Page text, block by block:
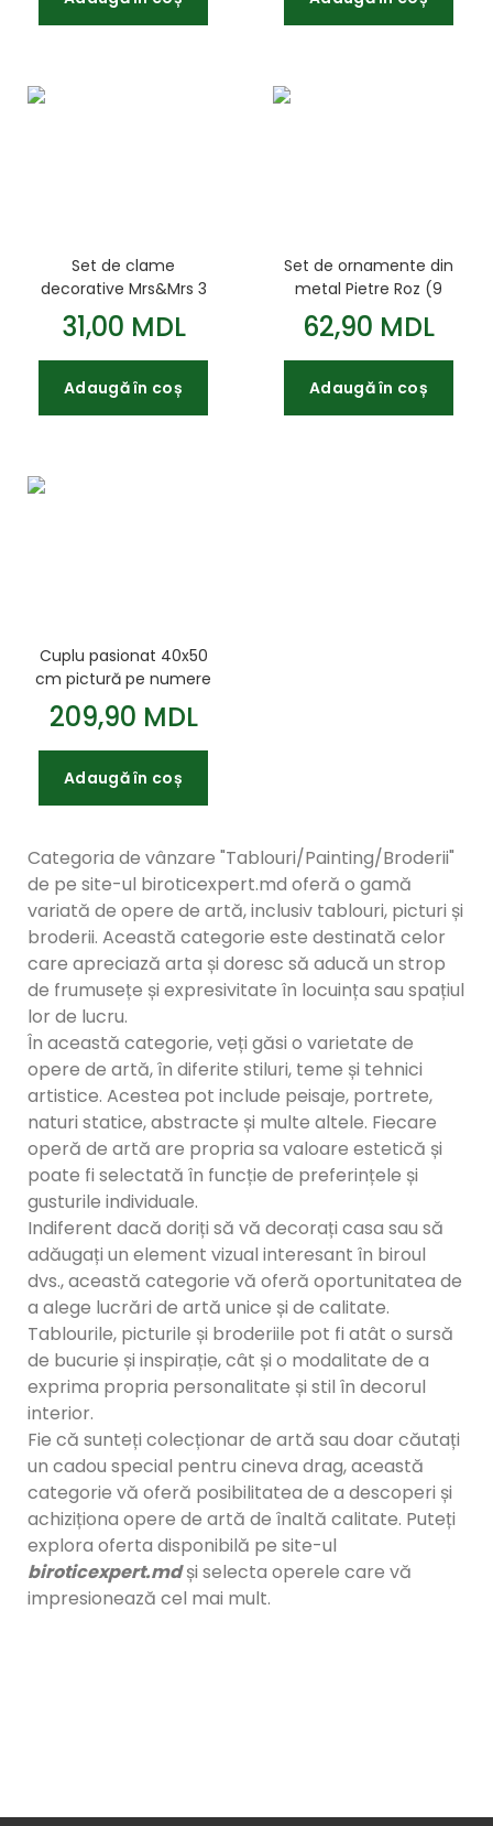
Set de clame
decorative Mrs&Mrs 3
5cm 6buc. Santi 742138
31,00 MDL
Adaugă în coș
Set de ornamente din
metal Pietre Roz (9
buc.) 952588
62,90 MDL
Adaugă în coș
Cuplu pasionat 40x50
cm pictură pe numere
209,90 MDL
Adaugă în coș
Categoria de vânzare "Tablouri/Painting/Broderii"
de pe site-ul biroticexpert.md oferă o gamă
variată de opere de artă, inclusiv tablouri, picturi și
broderii. Această categorie este destinată celor
care apreciază arta și doresc să aducă un strop
de frumusețe și expresivitate în locuința sau spațiul
lor de lucru.
În această categorie, veți găsi o varietate de
opere de artă, în diferite stiluri, teme și tehnici
artistice. Acestea pot include peisaje, portrete,
naturi statice, abstracte și multe altele. Fiecare
operă de artă are propria sa valoare estetică și
poate fi selectată în funcție de preferințele și
gusturile individuale.
Indiferent dacă doriți să vă decorați casa sau să
adăugați un element vizual interesant în biroul
dvs., această categorie vă oferă oportunitatea de
a alege lucrări de artă unice și de calitate.
Tablourile, picturile și broderiile pot fi atât o sursă
de bucurie și inspirație, cât și o modalitate de a
exprima propria personalitate și stil în decorul
interior.
Fie că sunteți colecționar de artă sau doar căutați
un cadou special pentru cineva drag, această
categorie vă oferă posibilitatea de a descoperi și
achiziționa opere de artă de înaltă calitate. Puteți
explora oferta disponibilă pe site-ul
biroticexpert.mdși selecta operele care vă
impresionează cel mai mult.